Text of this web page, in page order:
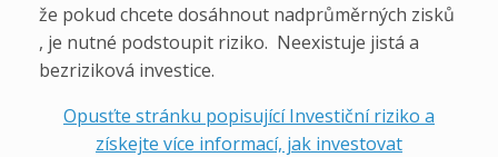
že pokud chcete dosáhnout nadprůměrných zisků
, je nutné podstoupit riziko. Neexistuje jistá a
bezriziková investice.
Opusťte stránku popisující Investiční riziko a
získejte více informací, jak investovat